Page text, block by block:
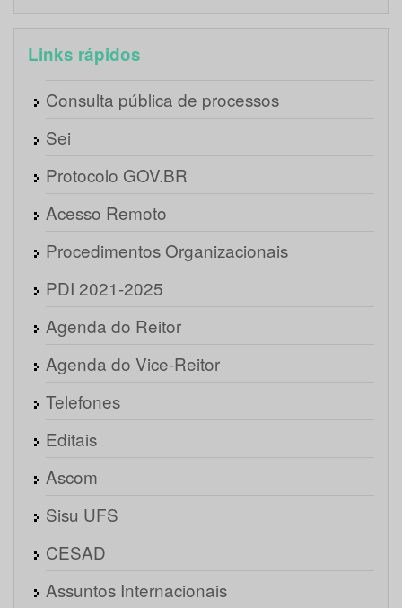
Links rápidos
Consulta pública de processos
Sei
Protocolo GOV.BR
Acesso Remoto
Procedimentos Organizacionais
PDI 2021-2025
Agenda do Reitor
Agenda do Vice-Reitor
Telefones
Editais
Ascom
Sisu UFS
CESAD
Assuntos Internacionais